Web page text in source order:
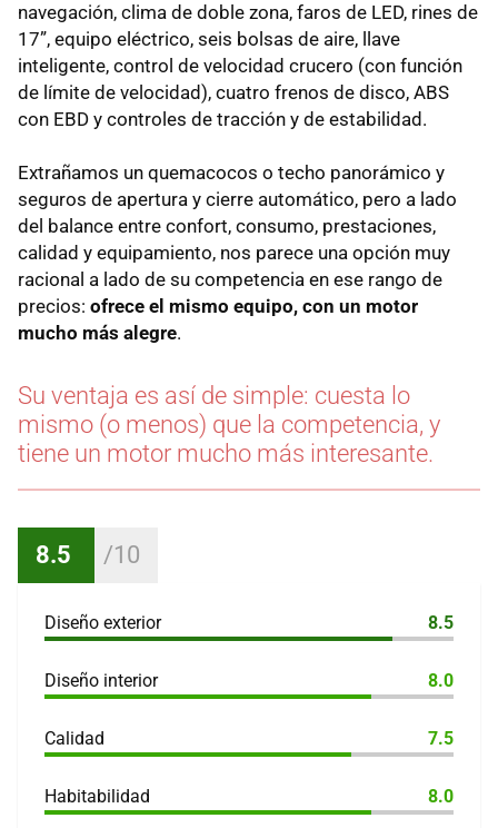
navegación, clima de doble zona, faros de LED, rines de
17”, equipo eléctrico, seis bolsas de aire, llave
inteligente, control de velocidad crucero (con función
de límite de velocidad), cuatro frenos de disco, ABS
con EBD y controles de tracción y de estabilidad.
Extrañamos un quemacocos o techo panorámico y
seguros de apertura y cierre automático, pero a lado
del balance entre confort, consumo, prestaciones,
calidad y equipamiento, nos parece una opción muy
racional a lado de su competencia en ese rango de
precios: ofrece el mismo equipo, con un motor
mucho más alegre.
Su ventaja es así de simple: cuesta lo
mismo (o menos) que la competencia, y
tiene un motor mucho más interesante.
8.5
Diseño exterior 8.5
Diseño interior 8.0
Calidad 7.5
Habitabilidad 8.0